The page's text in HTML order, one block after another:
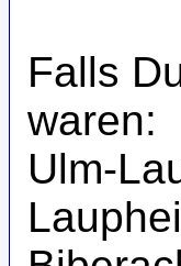
Falls
waren:
Ulm-